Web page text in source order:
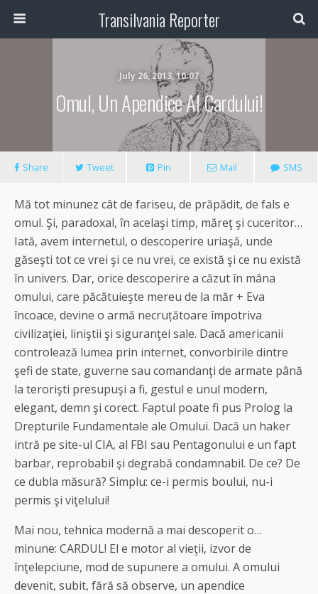
Transilvania Reporter
July 26, 2013, 10:07
Omul, Un Apendice Al Cardului!
Share Tweet Pin Mail SMS
Mă tot minunez cât de fariseu, de prăpădit, de fals e
omul. Şi, paradoxal, în acelaşi timp, măreţ şi cuceritor…
Iată, avem internetul, o descoperire uriaşă, unde
găseşti tot ce vrei şi ce nu vrei, ce există şi ce nu există
în univers. Dar, orice descoperire a căzut în mâna
omului, care păcătuieşte mereu de la măr + Eva
încoace, devine o armă necruțătoare împotriva
civilizaţiei, liniştii şi siguranţei sale. Dacă americanii
controlează lumea prin internet, convorbirile dintre
şefi de state, guverne sau comandanţi de armate până
la terorişti presupuşi a fi, gestul e unul modern,
elegant, demn şi corect. Faptul poate fi pus Prolog la
Drepturile Fundamentale ale Omului. Dacă un haker
intră pe site-ul CIA, al FBI sau Pentagonului e un fapt
barbar, reprobabil şi degrabă condamnabil. De ce? De
ce dubla măsură? Simplu: ce-i permis boului, nu-i
permis şi viţelului!
Mai nou, tehnica modernă a mai descoperit o…
minune: CARDUL! El e motor al vieţii, izvor de
înţelepciune, mod de supunere a omului. A omului
devenit, subit, fără să observe, un apendice